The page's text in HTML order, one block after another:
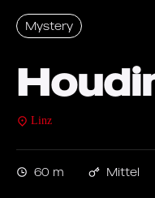
Mystery
Linz
60 m Mittel